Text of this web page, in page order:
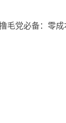
毛党必备：零成